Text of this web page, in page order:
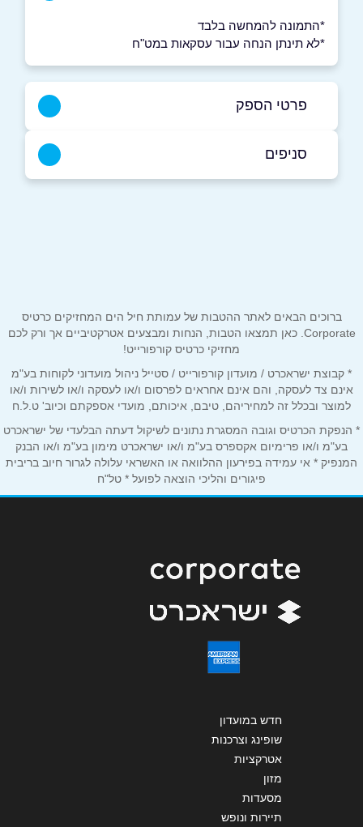
*התמונה להמחשה בלבד
*לא תינתן הנחה עבור עסקאות במט"ח
פרטי הספק
באתר
טלפון*
אנא חזרו אלי בקשר ל...
שליחה
סניפים
ברוכים הבאים לאתר ההטבות של עמותת חיל הים המחזיקים כרטיס
Corporate. כאן תמצאו הטבות, הנחות ומבצעים אטרקטיביים אך ורק לכם
מחזיקי כרטיס קורפורייט!
* קבוצת ישראכרט / מועדון קורפורייט / סטייל ניהול מועדוני לקוחות בע"מ
אינם צד לעסקה, והם אינם אחראים לפרסום ו/או לעסקה ו/או לשירות ו/או
למוצר ובכלל זה למחיריהם, טיבם, איכותם, מועדי אספקתם וכיוב' ט.ל.ח
* הנפקת הכרטיס וגובה המסגרת נתונים לשיקול דעתה הבלעדי של ישראכרט
בע"מ ו/או פרימיום אקספרס בע"מ ו/או ישראכרט מימון בע"מ ו/או הבנק
המנפיק * אי עמידה בפירעון ההלוואה או האשראי עלולה לגרור חיוב בריבית
פיגורים והליכי הוצאה לפועל * טל"ח
חדש במועדון
שופינג וצרכנות
אטרקציות
מזון
מסעדות
תיירות ונופש